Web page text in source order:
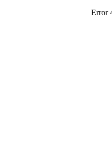
Error